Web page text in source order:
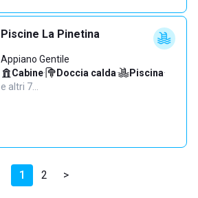
Piscine La Pinetina
Appiano Gentile
Cabine· Doccia calda· Piscina·
e altri 7…
1 2 >